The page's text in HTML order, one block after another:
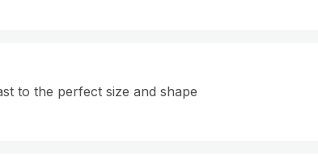
to the perfect size and shape